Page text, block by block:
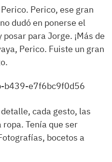
Perico, ese gran
dudó en ponerse el
para Jorge. ¡Más de
Perico. Fuiste un gran
cada gesto, las
Tenía que ser
bocetos a